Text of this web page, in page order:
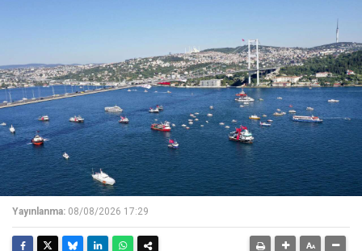
Yayınlanma: 08/08/2026 17:29